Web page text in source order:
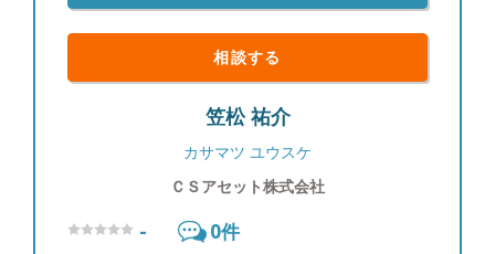
ご令嬢に対して投資教育を実施させていただいてお
ります。 【大切にしていること】 「自分が心の底
から思っていること」をお伝えすることです。マー
ケットの状況が悲観的でもごまかすことはありませ
んし、わからない事は正直に「わからない」とお伝
げますし、駄目なものはダメと申し上げます。それ
がお客様からの信頼に繋がると思っています。
【自身のマネースタイル】 個別株ですと値動きに
一喜一憂したりと、お客様の大切な時間を自分の心
相談する
笠松 祐介
カサマツ ユウスケ
ＣＳアセット株式会社
- 0件